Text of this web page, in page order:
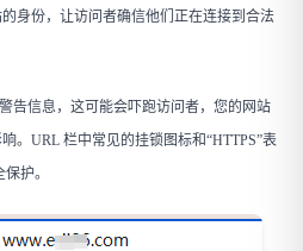
身份，让访问者确信他们正在连接到合法
告信息，这可能会吓跑访问者，您的网站
。URL 栏中常见的挂锁图标和“HTTPS”表
护。